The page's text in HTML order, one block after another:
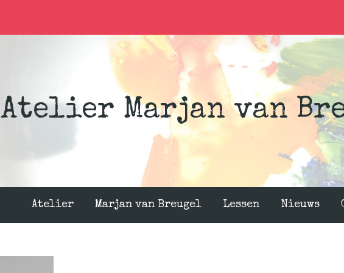
Atelier Marjan van
Atelier Marjan van Breugel Lessen Nieuws